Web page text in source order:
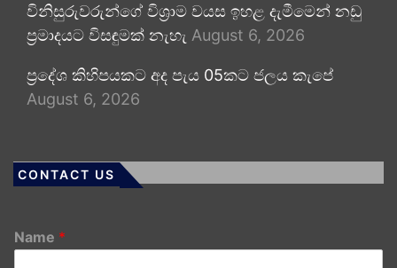
විනිසුරුවරුන්ගේ විශ්‍රාම වයස ඉහළ දැමීමෙන් නඩු
ප්‍රමාදයට විසඳුමක් නැහැ August 6, 2026
ප්‍රදේශ කිහිපයකට අද පැය 05කට ජලය කැපේ
August 6, 2026
CONTACT US
Name *